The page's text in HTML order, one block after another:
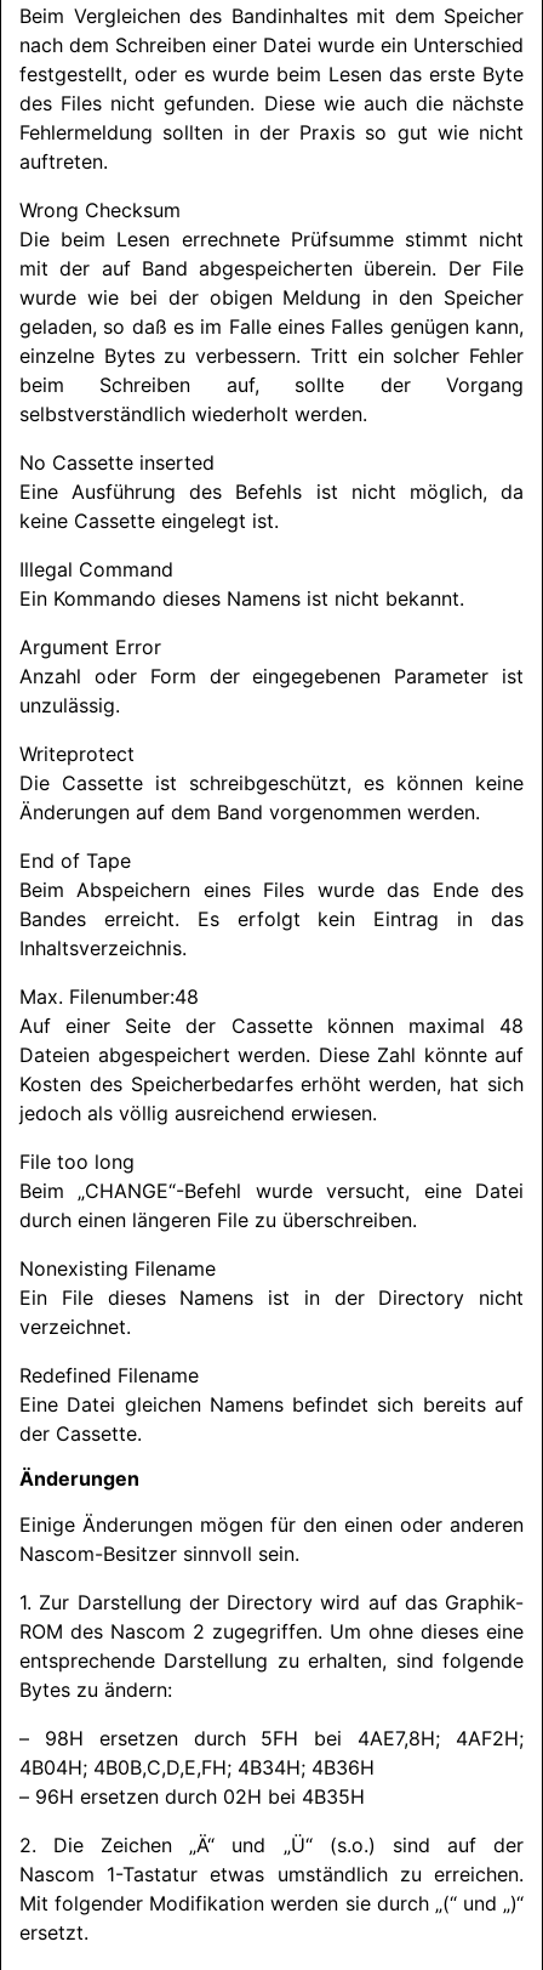
Beim Vergleichen des Bandinhaltes mit dem Speicher
nach dem Schreiben einer Datei wurde ein Unterschied
festgestellt, oder es wurde beim Lesen das erste Byte
des Files nicht gefunden. Diese wie auch die nächste
Fehlermeldung sollten in der Praxis so gut wie nicht
auftreten.
Wrong Checksum
Die beim Lesen errechnete Prüfsumme stimmt nicht
mit der auf Band abgespeicherten überein. Der File
wurde wie bei der obigen Meldung in den Speicher
geladen, so daß es im Falle eines Falles genügen kann,
einzelne Bytes zu verbessern. Tritt ein solcher Fehler
beim Schreiben auf, sollte der Vorgang
selbstverständlich wiederholt werden.
No Cassette inserted
Eine Ausführung des Befehls ist nicht möglich, da
keine Cassette eingelegt ist.
Illegal Command
Ein Kommando dieses Namens ist nicht bekannt.
Argument Error
Anzahl oder Form der eingegebenen Parameter ist
unzulässig.
Writeprotect
Die Cassette ist schreibgeschützt, es können keine
Änderungen auf dem Band vorgenommen werden.
End of Tape
Beim Abspeichern eines Files wurde das Ende des
Bandes erreicht. Es erfolgt kein Eintrag in das
Inhaltsverzeichnis.
Max. Filenumber:48
Auf einer Seite der Cassette können maximal 48
Dateien abgespeichert werden. Diese Zahl könnte auf
Kosten des Speicherbedarfes erhöht werden, hat sich
jedoch als völlig ausreichend erwiesen.
File too long
Beim „CHANGE“-Befehl wurde versucht, eine Datei
durch einen längeren File zu überschreiben.
Nonexisting Filename
Ein File dieses Namens ist in der Directory nicht
verzeichnet.
Redefined Filename
Eine Datei gleichen Namens befindet sich bereits auf
der Cassette.
Änderungen
Einige Änderungen mögen für den einen oder anderen
Nascom-Besitzer sinnvoll sein.
1. Zur Darstellung der Directory wird auf das Graphik-
ROM des Nascom 2 zugegriffen. Um ohne dieses eine
entsprechende Darstellung zu erhalten, sind folgende
Bytes zu ändern:
– 98H ersetzen durch 5FH bei 4AE7,8H; 4AF2H;
4B04H; 4B0B,C,D,E,FH; 4B34H; 4B36H
– 96H ersetzen durch 02H bei 4B35H
2. Die Zeichen „Ä“ und „Ü“ (s.o.) sind auf der
Nascom 1-Tastatur etwas umständlich zu erreichen.
Mit folgender Modifikation werden sie durch „(“ und „)“
ersetzt.